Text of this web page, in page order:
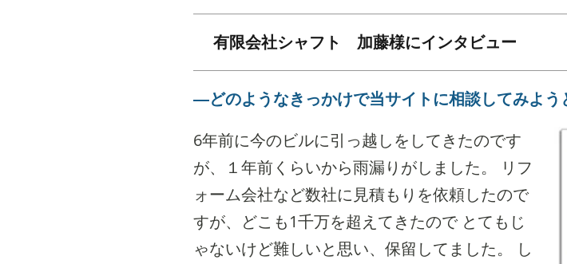
有限会社シャフト 加藤様にインタビュー
―どのようなきっかけで当サイトに相談してみよう
6年前に今のビルに引っ越しをしてきたのです
が、１年前くらいから雨漏りがしました。 リフ
ォーム会社など数社に見積もりを依頼したので
すが、どこも1千万を超えてきたので とてもじ
ゃないけど難しいと思い、保留してました。 し